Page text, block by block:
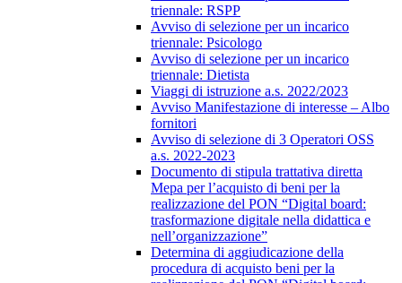
triennale: RSPP
Avviso di selezione per un incarico
triennale: Psicologo
Avviso di selezione per un incarico
triennale: Dietista
Viaggi di istruzione a.s. 2022/2023
Avviso Manifestazione di interesse – Albo
fornitori
Avviso di selezione di 3 Operatori OSS
a.s. 2022-2023
Documento di stipula trattativa diretta
Mepa per l’acquisto di beni per la
realizzazione del PON “Digital board:
trasformazione digitale nella didattica e
nell’organizzazione”
Determina di aggiudicazione della
procedura di acquisto beni per la